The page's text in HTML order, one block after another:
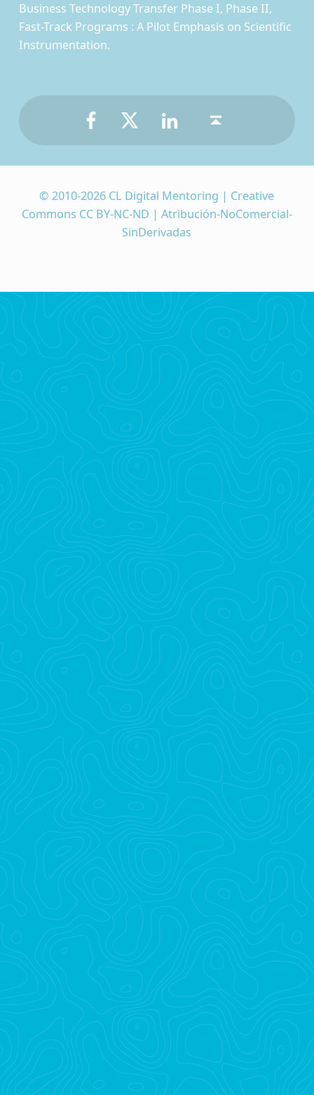
Business Technology Transfer Phase I, Phase II,
Fast-Track Programs : A Pilot Emphasis on Scientific
Instrumentation.
© 2010-2026 CL Digital Mentoring | Creative
Commons CC BY-NC-ND | Atribución-NoComercial-
SinDerivadas